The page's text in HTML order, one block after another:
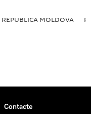
REPUBLICA MOLDOVA
Contacte